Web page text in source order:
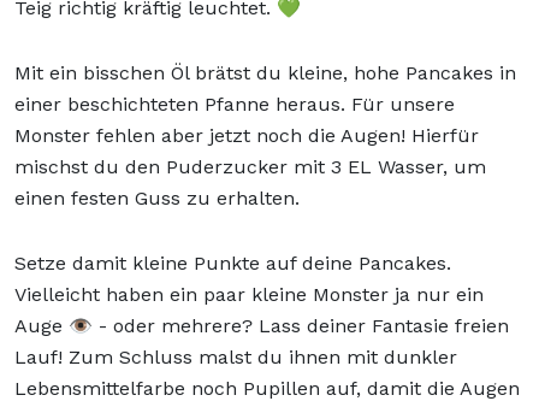
Teig richtig kräftig leuchtet. 💚
Mit ein bisschen Öl brätst du kleine, hohe Pancakes in
einer beschichteten Pfanne heraus. Für unsere
Monster fehlen aber jetzt noch die Augen! Hierfür
mischst du den Puderzucker mit 3 EL Wasser, um
einen festen Guss zu erhalten.
Setze damit kleine Punkte auf deine Pancakes.
Vielleicht haben ein paar kleine Monster ja nur ein
Auge 👁️ - oder mehrere? Lass deiner Fantasie freien
Lauf! Zum Schluss malst du ihnen mit dunkler
Lebensmittelfarbe noch Pupillen auf, damit die Augen